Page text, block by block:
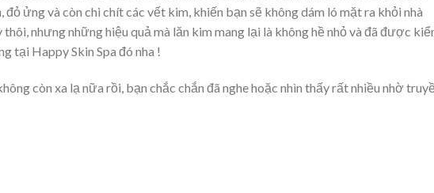
đỏ ửng và còn chi chít các vết kim, khiến bạn sẽ không dám ló mặt ra khỏi nhà
nhưng những hiệu quả mà lăn kim mang lại là không hề nhỏ và đã được
tại Happy Skin Spa đó nha !
còn xa lạ nữa rồi, bạn chắc chắn đã nghe hoặc nhìn thấy rất nhiều nhờ